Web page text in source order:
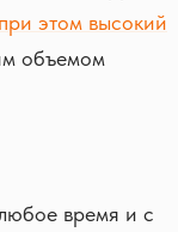
этом высокий
объемом
время и с